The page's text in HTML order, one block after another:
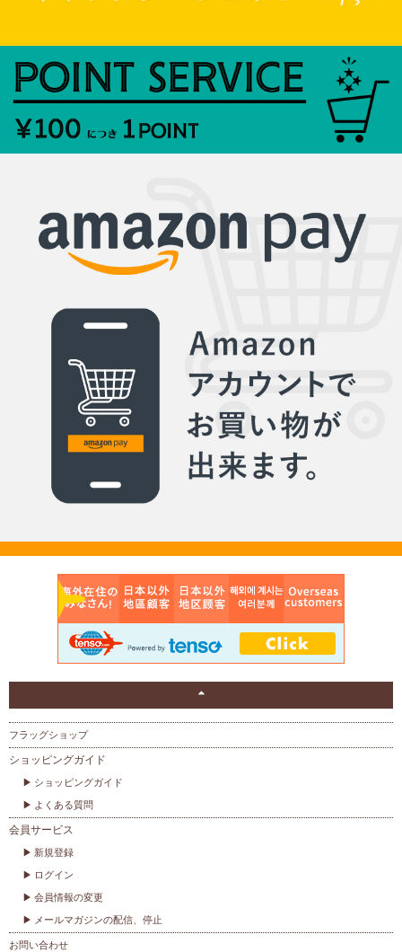
フラッグショップ
ショッピングガイド
ショッピングガイド
よくある質問
会員サービス
新規登録
ログイン
会員情報の変更
メールマガジンの配信、停止
お問い合わせ